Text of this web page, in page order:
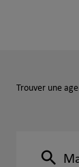
Trouver une